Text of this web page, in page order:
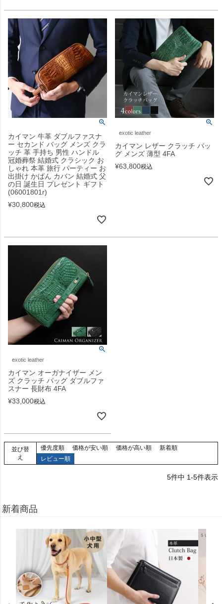
カイマン 牛革 ダブルファスナ
ー セカンド バッグ メンズ クラ
ッチ 革 手持ち 男性 ハンドル
冠婚葬祭 結婚式 クラシック お
しゃれ 本革 旅行 パーティー お
出掛け かばん カバン 結婚式 父
の日 誕生日 プレゼント ギフト
(06001801r)
¥30,800税込
exotic leather
カイマン レザー クラッチ バッ
グ メンズ 薄型 4FA
¥63,800税込
exotic leather
カイマン オーガナイザー メン
ズ クラッチ バッグ ダブルファ
スナー 長財布 4FA
¥33,000税込
並び替
え
優先度順 価格が安い順 価格が高い順
新着順
レビュー順
5件中 1-5件表示
新着商品